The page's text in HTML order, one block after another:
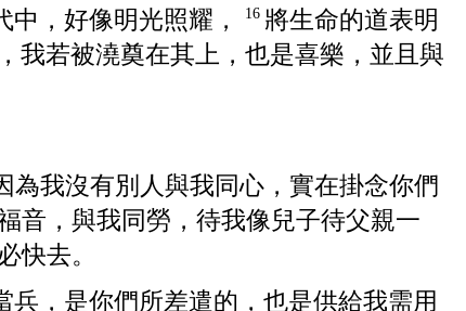
，好像明光照耀， 16 將生命的道表明
我若被澆奠在其上，也是喜樂，並且與
為我沒有別人與我同心，實在掛念你們
音，與我同勞，待我像兒子待父親一
快去。
，是你們所差遣的，也是供給我需用